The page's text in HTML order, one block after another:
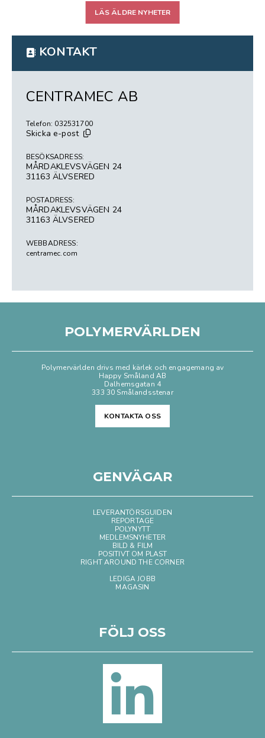
LÄS ÄLDRE NYHETER
KONTAKT
CENTRAMEC AB
Telefon: 032531700
Skicka e-post
BESÖKSADRESS:
MÅRDAKLEVSVÄGEN 24
31163 ÄLVSERED
POSTADRESS:
MÅRDAKLEVSVÄGEN 24
31163 ÄLVSERED
WEBBADRESS:
centramec.com
POLYMERVÄRLDEN
Polymervärlden drivs med kärlek och engagemang av
Happy Småland AB
Dalhemsgatan 4
333 30 Smålandsstenar
KONTAKTA OSS
GENVÄGAR
LEVERANTÖRSGUIDEN
REPORTAGE
POLYNYTT
MEDLEMSNYHETER
BILD & FILM
POSITIVT OM PLAST
RIGHT AROUND THE CORNER
LEDIGA JOBB
MAGASIN
FÖLJ OSS